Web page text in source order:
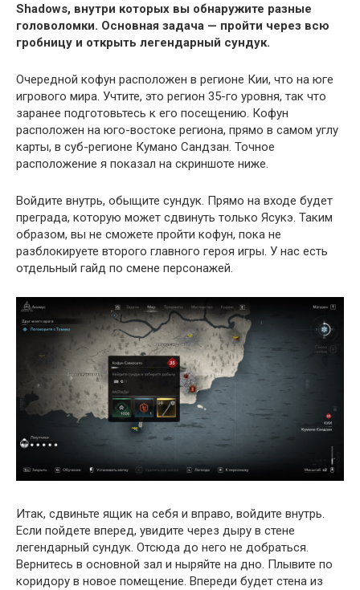
Shadows, внутри которых вы обнаружите разные
головоломки. Основная задача — пройти через всю
гробницу и открыть легендарный сундук.
Очередной кофун расположен в регионе Кии, что на юге
игрового мира. Учтите, это регион 35-го уровня, так что
заранее подготовьтесь к его посещению. Кофун
расположен на юго-востоке региона, прямо в самом углу
карты, в суб-регионе Кумано Сандзан. Точное
расположение я показал на скриншоте ниже.
Войдите внутрь, обыщите сундук. Прямо на входе будет
преграда, которую может сдвинуть только Ясукэ. Таким
образом, вы не сможете пройти кофун, пока не
разблокируете второго главного героя игры. У нас есть
отдельный гайд по смене персонажей.
Итак, сдвиньте ящик на себя и вправо, войдите внутрь.
Если пойдете вперед, увидите через дыру в стене
легендарный сундук. Отсюда до него не добраться.
Вернитесь в основной зал и ныряйте на дно. Плывите по
коридору в новое помещение. Впереди будет стена из